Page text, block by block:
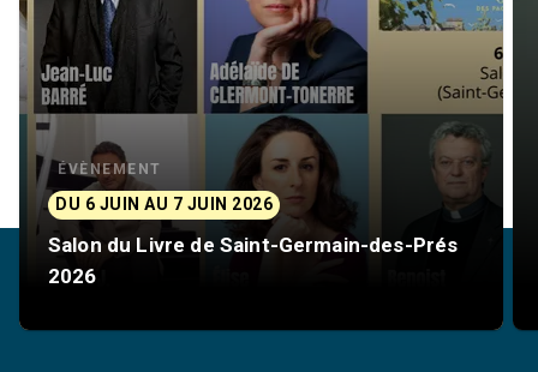
ÉVÈNEMENT
DU 6 JUIN AU 7 JUIN 2026
Salon du Livre de Saint-Germain-des-Prés
2026